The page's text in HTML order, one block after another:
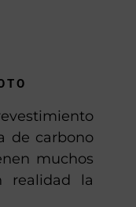
de carbono
muchos
realidad la